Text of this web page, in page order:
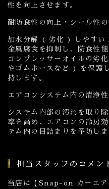
性を向上させます。
耐防食性の向上・シール性
加水分解 ( 劣化 ) しやすい
金属腐食を抑制し、防食性
コンプレッサーオイルの劣
やゴムホースなど ) を保護
持します。
エアコンシステム内の清浄
システム内部の汚れを取り
率を高め、エアコンの冷房
テム内の目詰まりを予防しま
担当スタッフのコメン
当店に【Snap-on カーエア